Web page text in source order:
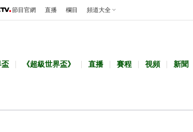
節目官網 直播 欄目 頻道大全
盃 《超級世界盃》 直播 賽程 視頻 新聞